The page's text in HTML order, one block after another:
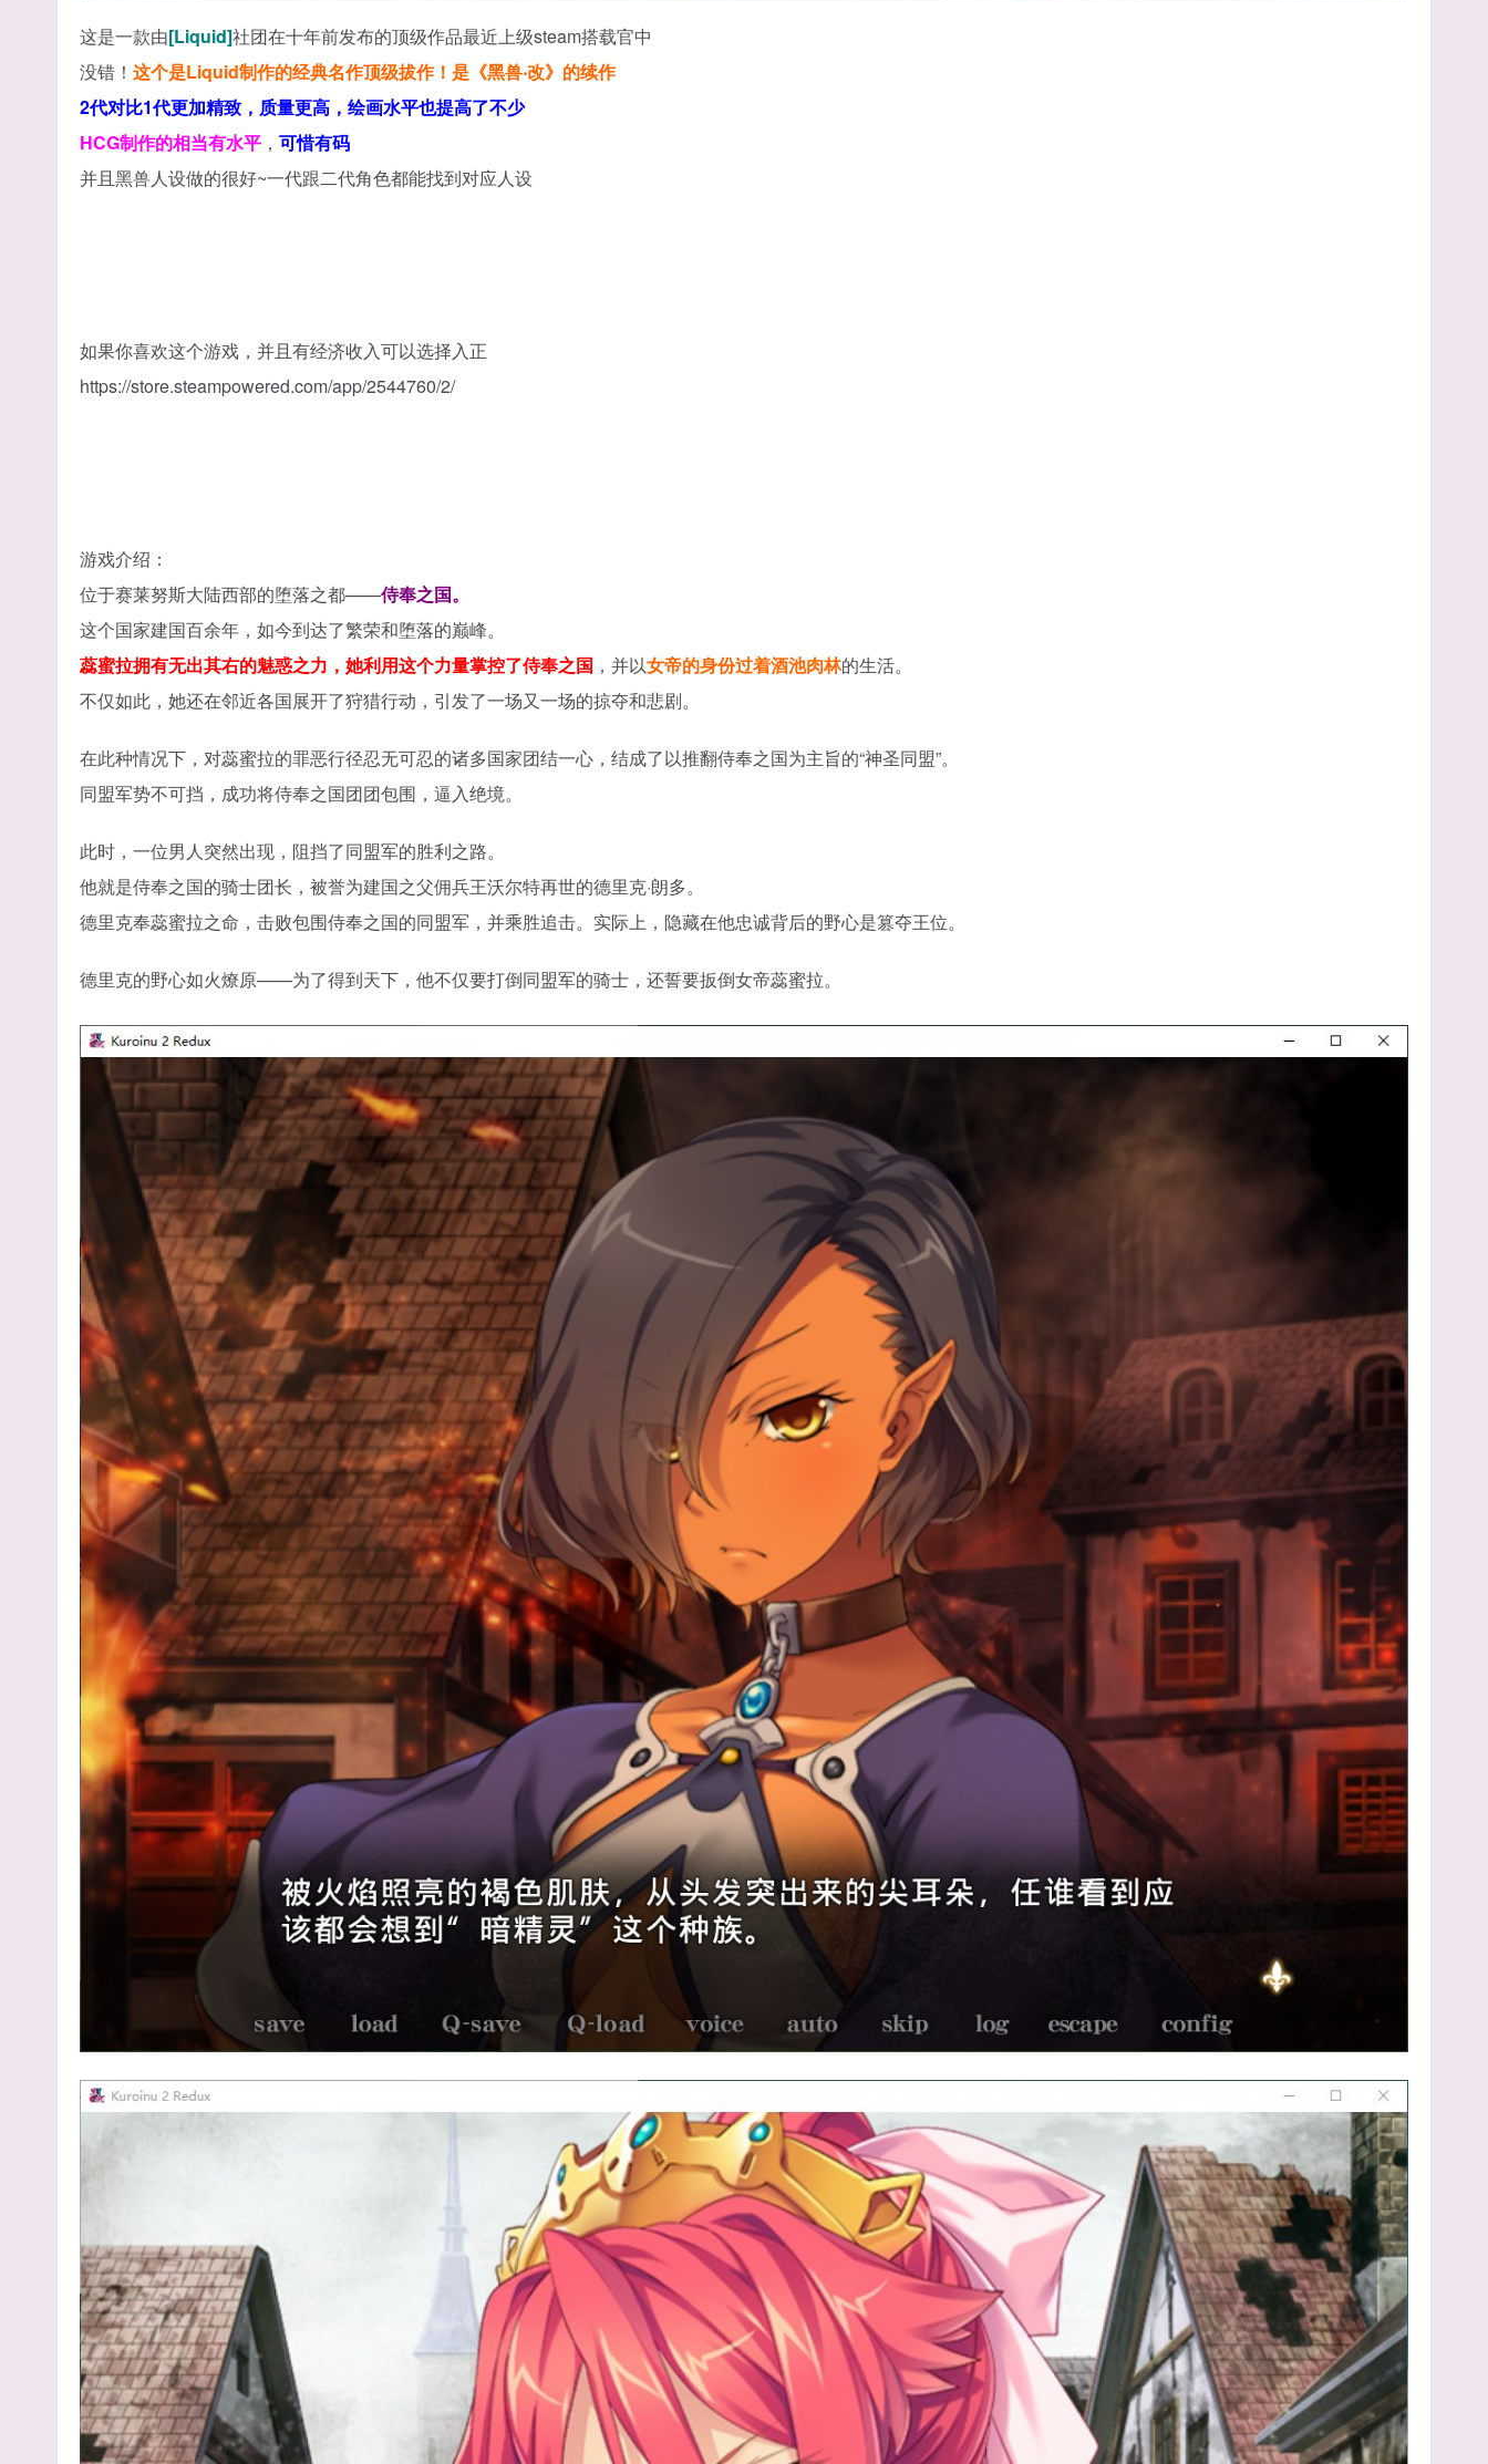
这是一款由[Liquid]社团在十年前发布的顶级作品最近上级steam搭载官中
没错！ 这个是Liquid制作的经典名作顶级拔作！是《黑兽‧改》的续作
2代对比1代更加精致，质量更高，绘画水平也提高了不少
HCG制作的相当有水平 ， 可惜有码
并且黑兽人设做的很好~一代跟二代角色都能找到对应人设
如果你喜欢这个游戏，并且有经济收入可以选择入正
https://store.steampowered.com/app/2544760/2/
游戏介绍：
位于赛莱努斯大陆西部的堕落之都——侍奉之国。
这个国家建国百余年，如今到达了繁荣和堕落的巅峰。
蕊蜜拉拥有无出其右的魅惑之力，她利用这个力量掌控了侍奉之国 ，并以女帝的身份过着酒池肉林的生活。
不仅如此，她还在邻近各国展开了狩猎行动，引发了一场又一场的掠夺和悲剧。
在此种情况下，对蕊蜜拉的罪恶行径忍无可忍的诸多国家团结一心，结成了以推翻侍奉之国为主旨的“神圣同盟”。
同盟军势不可挡，成功将侍奉之国团团包围，逼入绝境。
此时，一位男人突然出现，阻挡了同盟军的胜利之路。
他就是侍奉之国的骑士团长，被誉为建国之父佣兵王沃尔特再世的德里克·朗多。
德里克奉蕊蜜拉之命，击败包围侍奉之国的同盟军，并乘胜追击。实际上，隐藏在他忠诚背后的野心是篡夺王位。
德里克的野心如火燎原——为了得到天下，他不仅要打倒同盟军的骑士，还誓要扳倒女帝蕊蜜拉。